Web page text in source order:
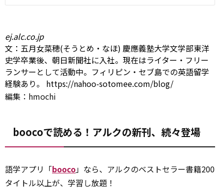
ej.alc.co.jp
文：五月女菜穂(そうとめ・なほ) 慶應義塾大学文学部東洋
史学卒業後、朝日新聞社に入社。現在はライター・フリー
ランサーとして活動中。フィリピン・セブ島での英語留学
経験あり。 https://nahoo-sotomee.com/blog/
編集：hmochi
boocoで読める！アルクの新刊、続々登場
語学アプリ「booco」なら、アルクのベストセラー書籍200
タイトル以上が、学習し放題！